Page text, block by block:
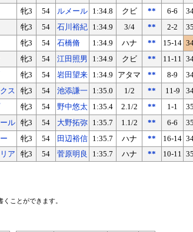
牝3 54 ルメール 1:34.8 クビ ** 6-6
牝3 54 石川裕紀 1:34.9 3/4 ** 2-2
牝3 54 石橋脩 1:34.9 ハナ ** 15-14
牝3 54 江田照男 1:34.9 クビ ** 11-11
牝3 54 岩田望来 1:34.9 アタマ ** 8-9
ス 牝3 54 池添謙一 1:35.0 1/2 ** 11-9
牝3 54 野中悠太 1:35.4 2.1/2 ** 1-1
ル 牝3 54 大野拓弥 1:35.7 1.1/2 ** 6-6
牝3 54 田辺裕信 1:35.7 ハナ ** 16-14
ア 牝3 54 菅原明良 1:35.7 ハナ ** 10-11
ことができます。